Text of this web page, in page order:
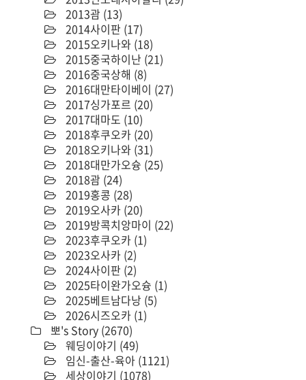
2013괌 (13)
2014사이판 (17)
2015오키나와 (18)
2015중국하이난 (21)
2016중국상해 (8)
2016대만타이베이 (27)
2017싱가포르 (20)
2017대마도 (10)
2018후쿠오카 (20)
2018오키나와 (31)
2018대만가오슝 (25)
2018괌 (24)
2019홍콩 (28)
2019오사카 (20)
2019방콕치앙마이 (22)
2023후쿠오카 (1)
2023오사카 (2)
2024사이판 (2)
2025타이완가오슝 (1)
2025베트남다낭 (5)
2026시즈오카 (1)
뽀's Story (2670)
웨딩이야기 (49)
임신-출산-육아 (1121)
세상이야기 (1078)